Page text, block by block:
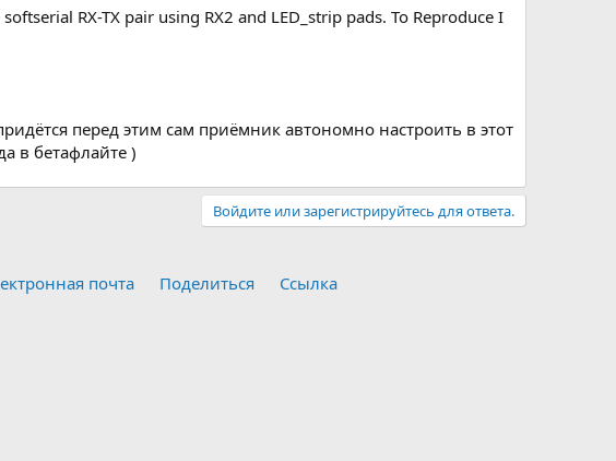
RX-TX pair using RX2 and LED_strip pads. To Reproduce I
перед этим сам приёмник автономно настроить в этот
в бетафлайте )
Войдите или зарегистрируйтесь для ответа.
почта Поделиться Ссылка